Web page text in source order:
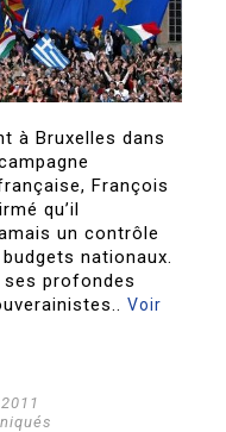
à Bruxelles dans
François
qu’il
un contrôle
budgets nationaux.
profondes
Voir